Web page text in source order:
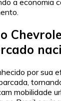
por sua
mobilidade